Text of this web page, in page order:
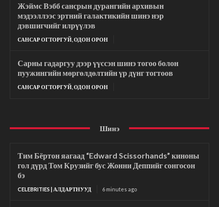
Жэймс Вэбб сансрын дурангийн архивын
мэдээллээс эртний галактикийн шинэ нэр
дэвшигчийг илрүүлэв
САНСАР ОГТОРГУЙ, ОДОН ОРОН
Сарны гадаргуу дээр үүссэн шинэ тогоо болон
пуужингийн мөргөлдөлтийн үр дүнг тогтоов
САНСАР ОГТОРГУЙ, ОДОН ОРОН
Шинэ
Тим Бёртон яагаад “Edward Scissorhands” киноны
гол дүрд Том Крузийг бус Жонни Деппийг сонгосон
бэ
CELEBRITIES | АЛДАРТНУУД 6 minutes ago